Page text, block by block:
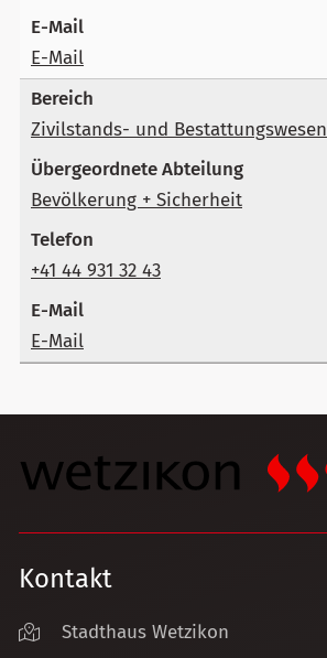
E-Mail
Zivilstands- und Bestattungswesen
Bevölkerung + Sicherheit
+41 44 931 32 43
E-Mail
Kontakt
Stadthaus Wetzikon